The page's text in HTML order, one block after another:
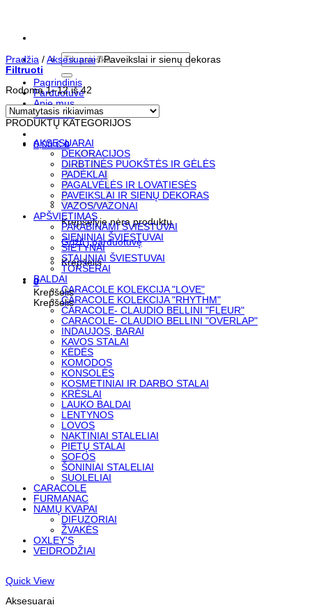
Ieškoti:
Pagrindinis
Parduotuvė
Apie mus
Kontaktai
0,00€ 0
Krepšelyje nėra produktų.
Grįžti į parduotuvę
Krepšelis
0
Krepšelis
Krepšelis
Pradžia / Aksesuarai /Paveikslai ir sienų dekoras
Filtruoti
Rodoma 1–12 iš 42
PRODUKTŲ KATEGORIJOS
AKSESUARAI
DEKORACIJOS
DIRBTINĖS PUOKŠTĖS IR GĖLĖS
PADĖKLAI
PAGALVĖLĖS IR LOVATIESĖS
PAVEIKSLAI IR SIENŲ DEKORAS
VAZOS/VAZONAI
APŠVIETIMAS
PAKABINAMI ŠVIESTUVAI
SIENINIAI ŠVIESTUVAI
SIETYNAI
STALINIAI ŠVIESTUVAI
TORŠERAI
BALDAI
CARACOLE KOLEKCIJA "LOVE"
CARACOLE KOLEKCIJA "RHYTHM"
CARACOLE- CLAUDIO BELLINI "FLEUR"
CARACOLE- CLAUDIO BELLINI "OVERLAP"
INDAUJOS, BARAI
KAVOS STALAI
KĖDĖS
KOMODOS
KONSOLĖS
KOSMETINIAI IR DARBO STALAI
KRĖSLAI
LAUKO BALDAI
LENTYNOS
LOVOS
NAKTINIAI STALELIAI
PIETŲ STALAI
SOFOS
ŠONINIAI STALELIAI
SUOLELIAI
CARACOLE
FURMANAC
NAMŲ KVAPAI
DIFUZORIAI
ŽVAKĖS
OXLEY'S
VEIDRODŽIAI
Quick View
Aksesuarai